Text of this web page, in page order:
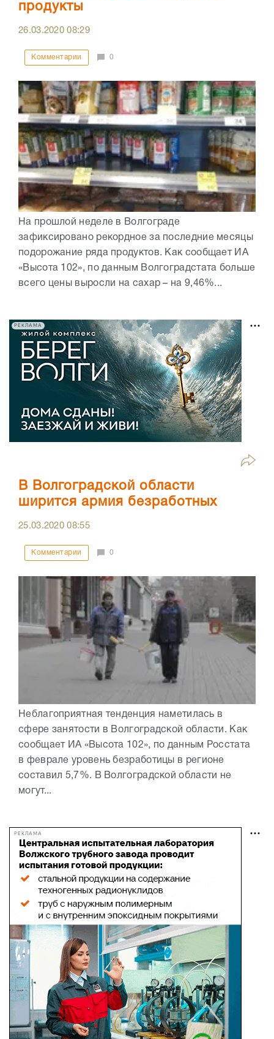
продукты
26.03.202008:29
Комментарии 0
На прошлой неделе в Волгограде
зафиксировано рекордное за последние месяцы
подорожание ряда продуктов. Как сообщает ИА
«Высота 102», по данным Волгоградстата больше
всего цены выросли на сахар – на 9,46%...
РЕКЛАМА
В Волгоградской области
ширится армия безработных
25.03.202008:55
Комментарии 0
Неблагоприятная тенденция наметилась в
сфере занятости в Волгоградской области. Как
сообщает ИА «Высота 102», по данным Росстата
в феврале уровень безработицы в регионе
составил 5,7%. В Волгоградской области не
могут...
РЕКЛАМА